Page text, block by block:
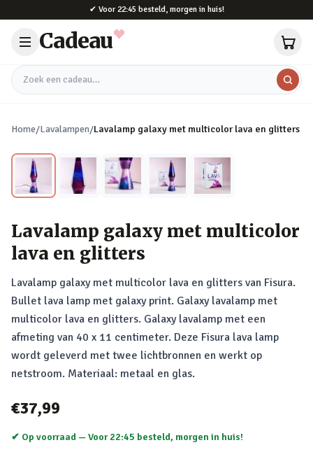
✔ Voor 22:45 besteld, morgen in huis!
Cadeau
Zoek een cadeau
Home/Lavalampen/Lavalamp galaxy met multicolor lava en glitters
Lavalamp galaxy met multicolor
lava en glitters
Lavalamp galaxy met multicolor lava en glitters van Fisura.
Bullet lava lamp met galaxy print. Galaxy lavalamp met
multicolor lava en glitters. Galaxy lavalamp met een
afmeting van 40 x 11 centimeter. Deze Fisura lava lamp
wordt geleverd met twee lichtbronnen en werkt op
netstroom. Materiaal: metaal en glas.
€37,99
✔ Op voorraad —Voor 22:45 besteld, morgen in huis!